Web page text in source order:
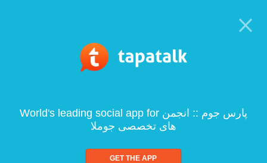
World's leading social app for پارس جوم :: انجمن
های تخصصی جوملا
GET THE APP